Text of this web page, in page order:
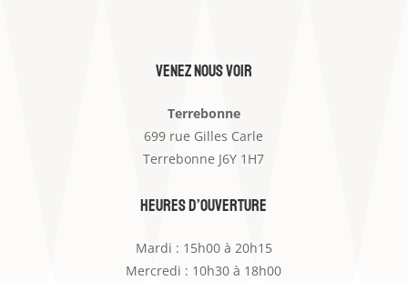
venez nous voir
Terrebonne
699 rue Gilles Carle
Terrebonne J6Y 1H7
heures d’ouverture
Mardi : 15h00 à 20h15
Mercredi : 10h30 à 18h00